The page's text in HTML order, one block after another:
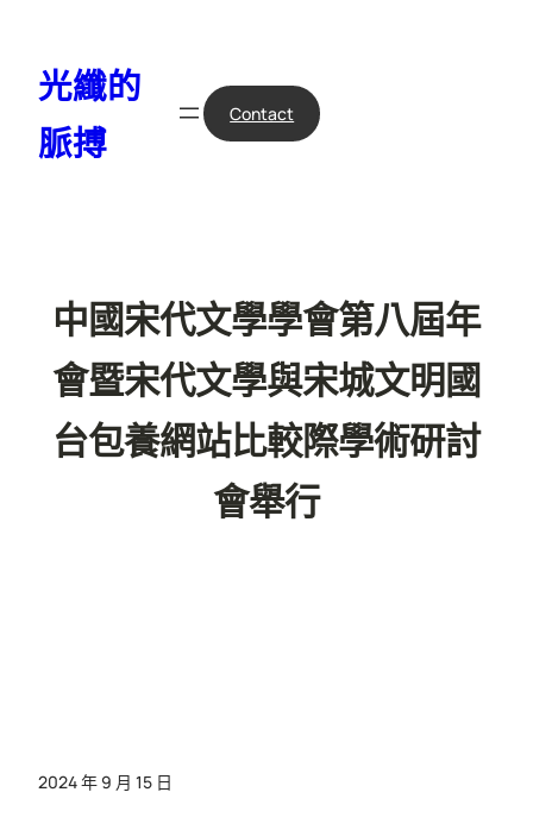
光纖的
脈搏
Contact
中國宋代文學學會第八屆年
會暨宋代文學與宋城文明國
台包養網站比較際學術研討
會舉行
2024 年 9 月 15 日